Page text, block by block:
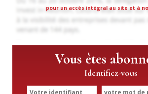
pour un accès intégral au site et à
Vous êtes
Identifiez-vous